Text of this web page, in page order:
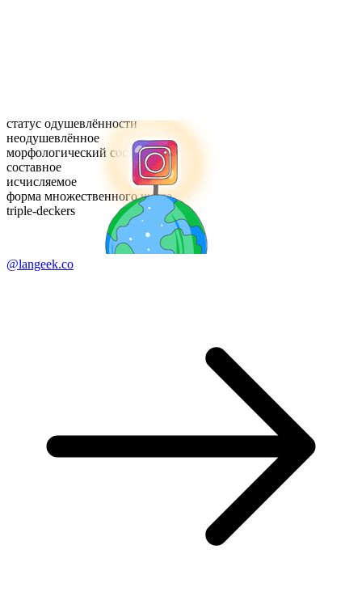
статус одушевлённости
неодушевлённое
морфологический состав
составное
исчисляемое
форма множественного числа
triple-deckers
@langeek.co